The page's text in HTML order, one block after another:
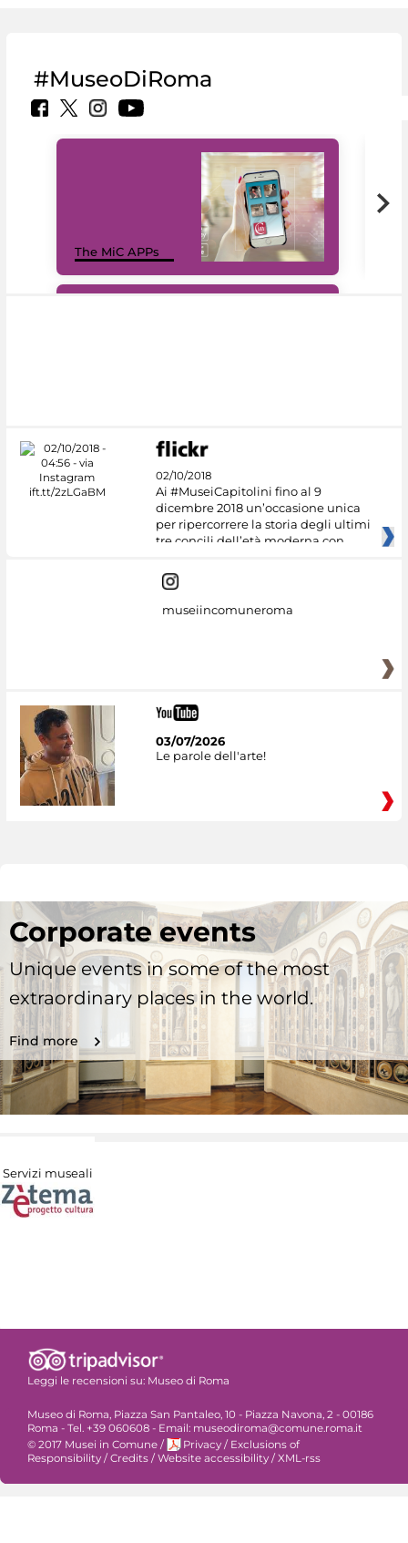
#MuseoDiRoma
The MiC APPs
02/10/2018
Ai #MuseiCapitolini fino al 9
dicembre 2018 un’occasione unica
per ripercorrere la storia degli ultimi
tre concili dell’età moderna con
museiincomuneroma
03/07/2026
Le parole dell'arte!
Corporate events
Unique events in some of the most
extraordinary places in the world.
Find more
Servizi museali
Leggi le recensioni su: Museo di Roma
Museo di Roma, Piazza San Pantaleo, 10 - Piazza Navona, 2 - 00186
Roma - Tel. +39 060608 - Email: museodiroma@comune.roma.it
© 2017 Musei in Comune / Privacy / Exclusions of
Responsibility / Credits / Website accessibility / XML-rss